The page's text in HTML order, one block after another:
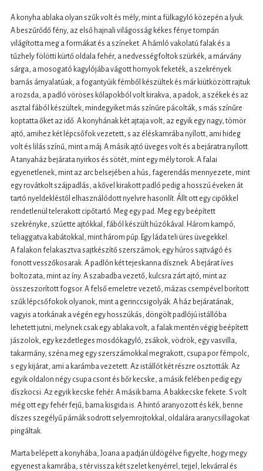
A konyha ablaka olyan szűk volt és mély, mint a fülkagyló közepén a lyuk.
A beszűrődő fény, az első hajnali világosság kékes fénye tompán
világította meg a formákat és a színeket. A hámló vakolatú falak és a
tűzhely fölötti kürtő oldala fehér, a nedvességfoltok szürkék, a márvány
sárga, a mosogató kagylójába vágott hornyok feketék, a szekrények
barnás árnyala­túak, a fogantyúik fémből készültek és már kiütközött rajtuk
a rozsda, a padló vöröses kőlapokból volt kirakva, a padok, a székek és az
asztal fából készültek, mindegyiket más színűre pácolták, s más színűre
koptatta őket az idő. A konyhának két ajtaja volt, az egyik egy nagy, tömör
ajtó, amihez két lépcsőfok vezetett, s az éléskamrába nyílott, ami hideg
volt és lilás színű, mint a máj. A másik ajtó üveges volt és a bejáratra nyílott.
A tanyaház bejárata nyirkos és sötét, mint egy mély torok. A falai
egyenetlenek, mint az arc belsejében a hús, fagerendás mennyezete, mint
egy rovátkolt szájpadlás, a kővel kirakott padló pedig a hosszú éveken át
tartó nyeldekléstől elhasználódott nyelvre hasonlít. Állt ott egy cipőkkel
rendetlenül telerakott cipőtartó. Meg egy pad. Meg egy beépített
szekrényke, szúette ajtókkal, fából készült húzókával. Három kampó,
teliaggatva kabátokkal, mint három púp. Egy láda teli üres üvegekkel.
A falakon felakasztva sajtkészítő szerszámok; egy húros sajtvágó és
fonott vesszőkosarak. A padlón két tejeskanna dísznek. A bejárat íves
boltozata, mint az íny. A szabadba vezető, kulcsra zárt ajtó, mint az
összeszorított fogsor. A felső emeletre vezető, mázas csempével borított
szűk lépcsőfokok olyanok, mint a gerinccsigolyák. A ház bejáratának,
vagyis a torkának a végén egy hosszúkás, döngölt padlójú istállóba
lehetett jutni, melynek csak egy ablaka volt, a falak mentén végig beépített
jászolok, egy kezdetleges mosdókagyló, zsákok, vödrök, egy vasvilla,
takarmány, széna meg egy szerszámokkal megrakott, csupa por fémpolc,
s egy kijárat, ami a karámba vezetett. Az istállót két részre osztották. Az
egyik oldalon négy csupa csont és bőr kecske, a másik felében pedig egy
díszkocsi. Az egyik kecske fehér. A másik barna. A bakkecske fekete. S volt
még ott egy fehér fejű, barna kisgida is. A hintó aranyozott és kék, benne
díszes szegélyű párnák sodrott selyemrojtokkal, oldalára aranycsillagokat
pingáltak.
Marta belépett a konyhába, Joana a padján üldögélve figyelte, hogy megy
egyenest a kamrába, s tér vissza két szelet kenyérrel, tejjel, lekvárral és